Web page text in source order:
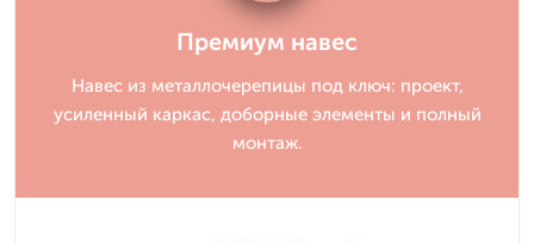
Премиум навес
Навес из металлочерепицы под ключ: проект,
усиленный каркас, доборные элементы и полный
монтаж.